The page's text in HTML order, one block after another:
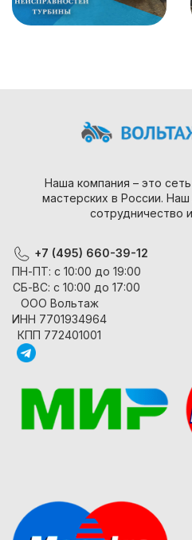
Наша компания – это
мастерских в России.
сотрудничество
+7 (495) 660-39-12
ПН-ПТ: с 10:00 до 19:00
СБ-ВС: с 10:00 до 17:00
ООО Вольтаж
ИНН 7701934964
КПП 772401001